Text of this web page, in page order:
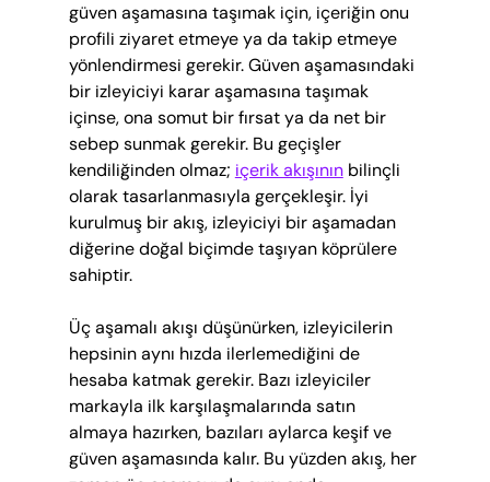
güven aşamasına taşımak için, içeriğin onu
profili ziyaret etmeye ya da takip etmeye
yönlendirmesi gerekir. Güven aşamasındaki
bir izleyiciyi karar aşamasına taşımak
içinse, ona somut bir fırsat ya da net bir
sebep sunmak gerekir. Bu geçişler
kendiliğinden olmaz; içerik akışının bilinçli
olarak tasarlanmasıyla gerçekleşir. İyi
kurulmuş bir akış, izleyiciyi bir aşamadan
diğerine doğal biçimde taşıyan köprülere
sahiptir.
Üç aşamalı akışı düşünürken, izleyicilerin
hepsinin aynı hızda ilerlemediğini de
hesaba katmak gerekir. Bazı izleyiciler
markayla ilk karşılaşmalarında satın
almaya hazırken, bazıları aylarca keşif ve
güven aşamasında kalır. Bu yüzden akış, her